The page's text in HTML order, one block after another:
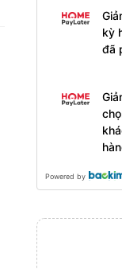
kỳ
đã
Powered by